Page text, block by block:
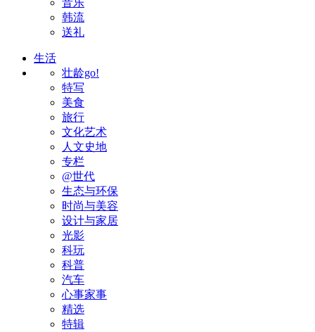
音乐
韩流
送礼
生活
壮龄go!
特写
美食
旅行
文化艺术
人文史地
专栏
@世代
生态与环保
时尚与美容
设计与家居
光影
科玩
科普
汽车
心事家事
精选
特辑